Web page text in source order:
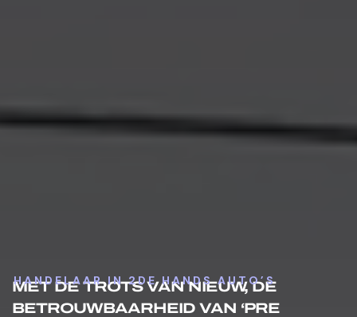
HANDELAAR IN 2DE HANDS AUTO’S
MET DE TROTS VAN NIEUW, DE
BETROUWBAARHEID VAN ‘PRE